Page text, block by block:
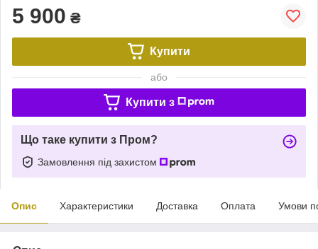
5 900 ₴
Купити
або
Купити з
Що таке купити з Пром?
Замовлення під захистом
Опис Характеристики Доставка Оплата Умови